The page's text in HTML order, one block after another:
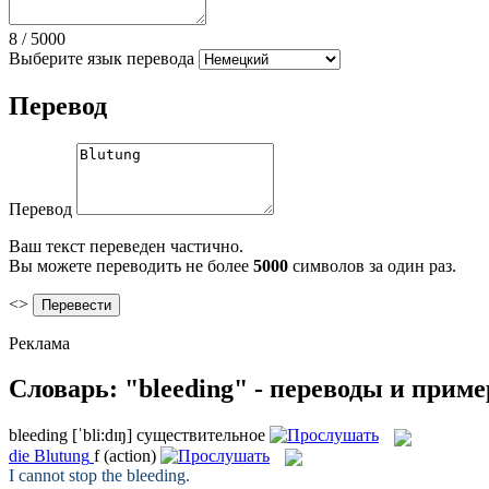
8 / 5000
Выберите язык перевода
Перевод
Перевод
Ваш текст переведен частично.
Вы можете переводить не более 5000 символов за один раз.
<>
Реклама
Словарь: "bleeding" - переводы и
bleeding [ˈbli:dɪŋ] существительное
die Blutung f (action)
I cannot stop the bleeding.